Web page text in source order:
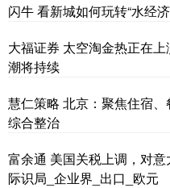
闪牛 看新城如何玩转“水经
大福证券 太空淘金热正在
潮将持续
慧仁策略 北京：聚焦住宿
综合整治
富余通 美国关税上调，对
际识局_企业界_出口_欧元